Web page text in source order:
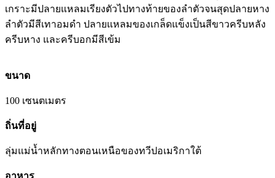
เกราะมีปลายแหลมเรียงตัวไปทางท้ายของลำตัวจนสุดปลายหาง
ลำตัวมีสีเทาอมดำ ปลายแหลมของเกล็ดแข็งเป็นสีขาวครีบหลัง
ครีบหาง และครีบอกมีสีเข้ม
ขนาด
100 เซนตเมตร
ถิ่นที่อยู่
ลุ่มแม่น้ำหลักทางตอนเหนือของทวีปอเมริกาใต้